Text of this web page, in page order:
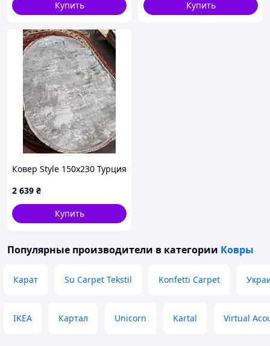
Купить
Купить
Ковер Style 150x230 Турция
2 639 ₴
Купить
Популярные производители в категории Ковры
Карат Su Carpet Tekstil Konfetti Carpet
IKEA Картал Unicorn Kartal Virtual